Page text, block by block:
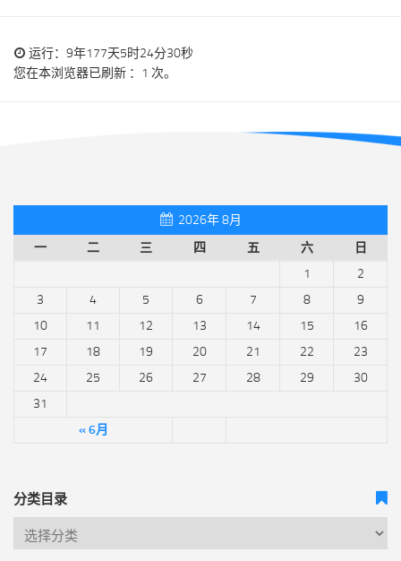
运行：9年177天5时24分30秒
您在本浏览器已刷新 ：1 次。
2026年 8月
一
二 三 四 五 六 日
« 6月
1
2
3
4 5 6 7 8
9
10
11 12 13 14 15
16
17
18 19 20 21 22
23
24
25 26 27 28 29
30
31
分类目录